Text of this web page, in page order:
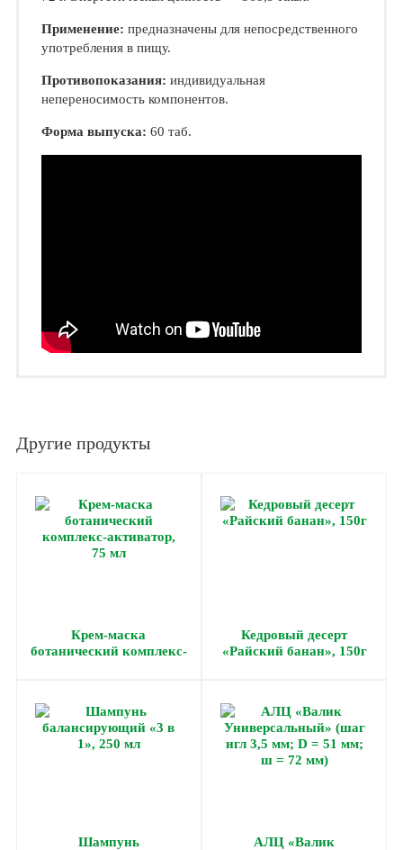
Применение: предназначены для непосредственного
употребления в пищу.
Противопоказания: индивидуальная
непереносимость компонентов.
Форма выпуска: 60 таб.
Другие продукты
Крем-маска
ботанический комплекс-
Кедровый десерт
«Райский банан», 150г
Шампунь
АЛЦ «Валик